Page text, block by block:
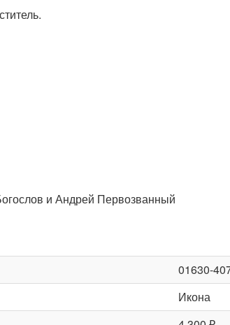
и Андрей Первозванный
01630-
Икона